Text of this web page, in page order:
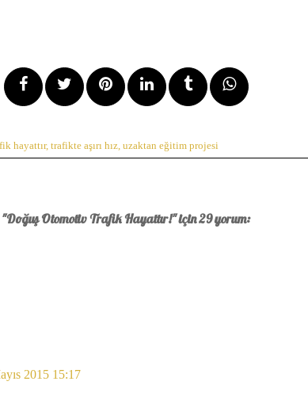
hayattır, trafikte aşırı hız uzaktan eğitim projesi
"Doğuş Otomotiv Trafik Hayattır!" için 29 yorum:
2015 15:17